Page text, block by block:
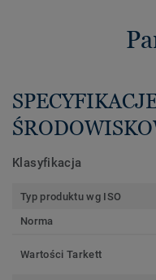
Klasyfikacja
Typ produktu wg ISO
Norma
Wartości Tarkett